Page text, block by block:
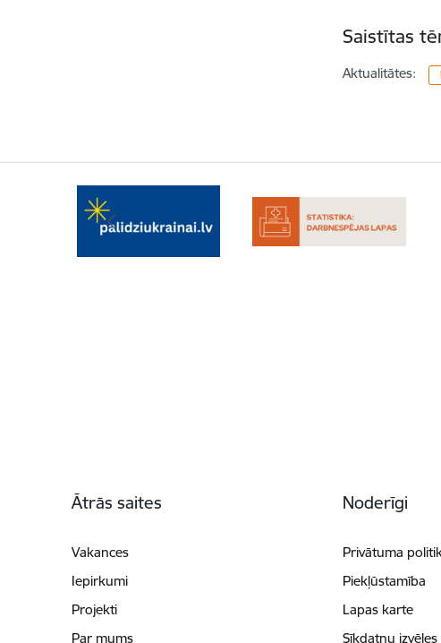
Saistītas
Aktualitātes:
Ātrās saites
Vakances
Iepirkumi
Projekti
Par mums
Noderīgi
Privātuma
Piekļūstamība
Lapas karte
Sīkdatņu izvēles